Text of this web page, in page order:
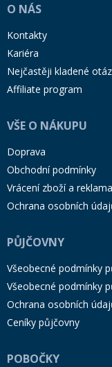
O NÁS
Kontakty
Kariéra
Nejčastěji kladené
Affiliate program
VŠE O NÁKUPU
Doprava
Obchodní podmínky
Vrácení zboží a
Ochrana osobních
PŮJČOVNY
Všeobecné podmínky
Všeobecné podmínky
Ochrana osobních
Ceníky půjčovny
POBOČKY